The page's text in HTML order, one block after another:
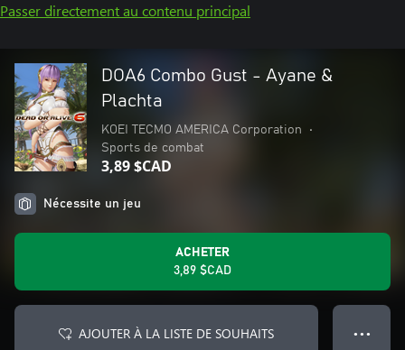
Passer directement au contenu principal
DOA6 Combo Gust - Ayane &
Plachta
KOEI TECMO AMERICA Corporation
•
Sports de combat
3,89 $CAD
Nécessite un jeu
ACHETER
3,89 $CAD
AJOUTER À LA LISTE DE SOUHAITS ● ● ●